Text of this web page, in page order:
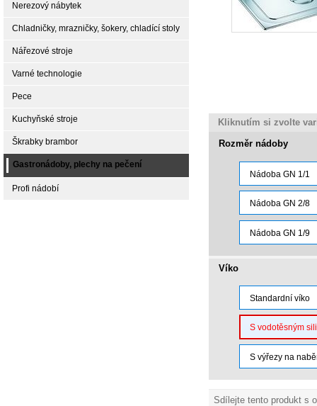
Kliknutím si zvolte
Rozměr nádoby
Nádoba GN 1/1
Nádoba GN 2/8
Nádoba GN 1/9
Víko
Standardní víko
S vodotěsným
S výřezy na
Sdílejte tento produkt s
Nerezový nábytek
Chladničky, mrazničky, šokery, chladící stoly
Nářezové stroje
Varné technologie
Pece
Kuchyňské stroje
Škrabky brambor
Gastronádoby, plechy na pečení
Profi nádobí